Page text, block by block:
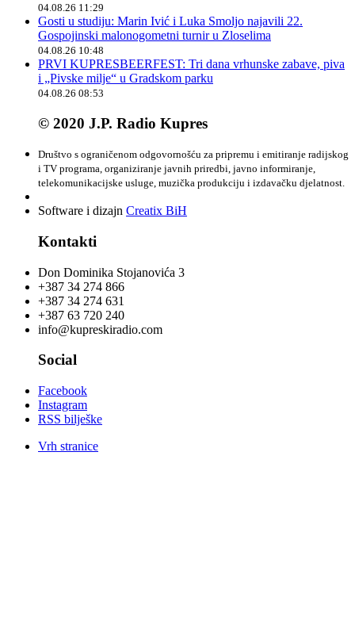
04.08.26 11:29
Gosti u studiju: Marin Ivić i Luka Smoljo najavili 22.
Gospojinski malonogometni turnir u Zloselima
04.08.26 10:48
PRVI KUPRESBEERFEST: Tri dana vrhunske zabave, piva
i „Pivske milje“ u Gradskom parku
04.08.26 08:53
© 2020 J.P. Radio Kupres
Društvo s ograničenom odgovornošću za pripremu i emitiranje radijskog
i TV programa, organiziranje javnih priredbi, javno informiranje,
telekomunikacijske usluge, muzička produkciju i izdavačku djelatnost.
Software i dizajn Creatix BiH
Kontakti
Don Dominika Stojanovića 3
+387 34 274 866
+387 34 274 631
+387 63 720 240
info@kupreskiradio.com
Social
Facebook
Instagram
RSS bilješke
Vrh stranice